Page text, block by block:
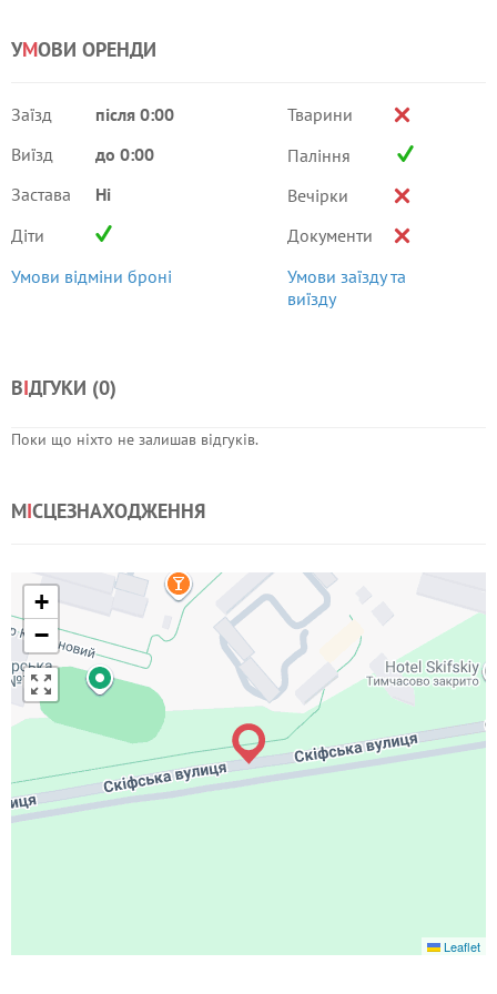
УМОВИ ОРЕНДИ
Заїзд
після 0:00
Виїзд
до 0:00
Застава
Ні
Діти
Умови відміни броні
Тварини
Паління
Вечірки
Документи
Умови заїзду та
виїзду
ВІДГУКИ (0)
Поки що ніхто не залишав відгуків.
МІСЦЕЗНАХОДЖЕННЯ
+
−
Leaflet